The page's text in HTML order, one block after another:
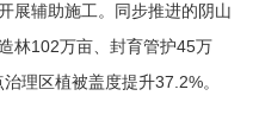
展辅助施工。同步推进的阴山
林102万亩、封育管护45万
理区植被盖度提升37.2%。